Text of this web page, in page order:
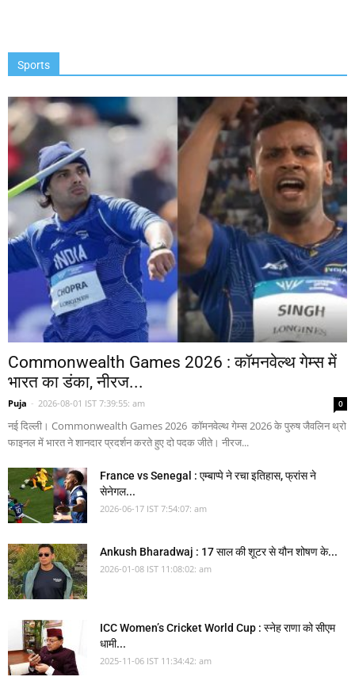
Sports
Commonwealth Games 2026 : कॉमनवेल्थ गेम्स में
भारत का डंका, नीरज...
Puja - 2026-08-01 IST 7:39:55: am 0
नई दिल्ली। Commonwealth Games 2026 कॉमनवेल्थ गेम्स 2026 के पुरुष जैवलिन थ्रो
फाइनल में भारत ने शानदार प्रदर्शन करते हुए दो पदक जीते। नीरज...
France vs Senegal : एम्बाप्पे ने रचा इतिहास, फ्रांस ने
सेनेगल...
2026-06-17 IST 7:54:07: am
Ankush Bharadwaj : 17 साल की शूटर से यौन शोषण के...
2026-01-08 IST 11:08:02: am
ICC Women’s Cricket World Cup : स्नेह राणा को सीएम
धामी...
2025-11-06 IST 11:34:42: am